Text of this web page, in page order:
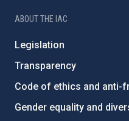
ABOUT THE IAC
Legislation
Transparency
Code of ethics and anti-
Gender equality and